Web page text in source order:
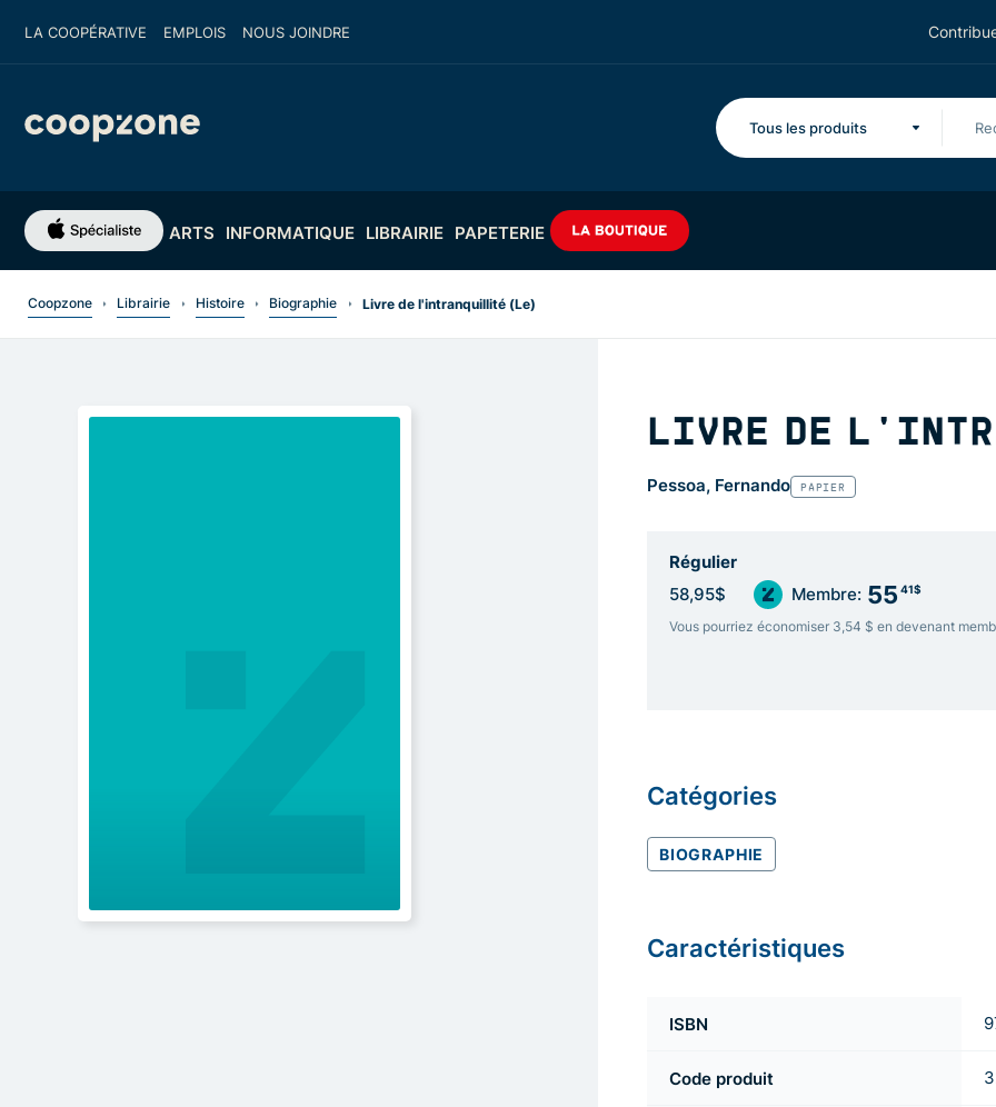
LA COOPÉRATIVE EMPLOIS NOUS JOINDRE
Tous les produits
ARTS INFORMATIQUE LIBRAIRIE PAPETERIE
Coopzone Librairie Histoire Biographie Livre de l'intranquillité (Le)
LIVRE DE
Pessoa, Fernando PAPIER
Régulier
58,95$ Membre: 55 41$
Vous pourriez économiser 3,54 $ en devenant
Catégories
BIOGRAPHIE
Caractéristiques
ISBN
Code produit